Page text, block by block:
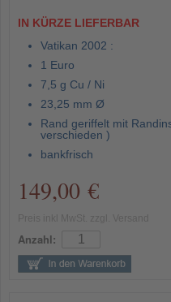
IN KÜRZE LIEFERBAR
Vatikan 2002 :
1 Euro
7,5 g Cu / Ni
23,25 mm Ø
Rand geriffelt mit
verschieden )
bankfrisch
149,00 €
Anzahl: